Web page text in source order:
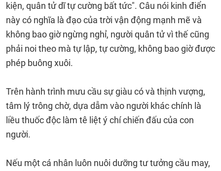
kiện, quân tử dĩ tự cường bất tức". Câu nói kinh điển
này có nghĩa là đạo của trời vận động mạnh mẽ và
không bao giờ ngừng nghỉ, người quân tử vì thế cũng
phải noi theo mà tự lập, tự cường, không bao giờ được
phép buông xuôi.
Trên hành trình mưu cầu sự giàu có và thịnh vượng,
tâm lý trông chờ, dựa dẫm vào người khác chính là
liều thuốc độc làm tê liệt ý chí chiến đấu của con
người.
Nếu một cá nhân luôn nuôi dưỡng tư tưởng cầu may,